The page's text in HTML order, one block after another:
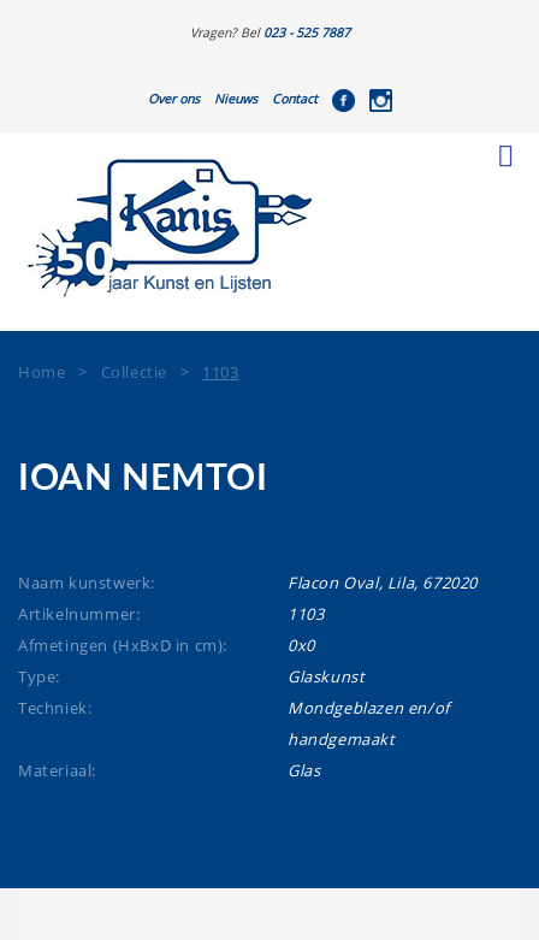
Vragen? Bel 023 - 525 7887
Over ons Nieuws Contact
Home > Collectie > 1103
IOAN NEMTOI
Naam kunstwerk:
Flacon Oval, Lila, 672020
Artikelnummer:
1103
Afmetingen (HxBxD in cm):
0x0
Type:
Glaskunst
Techniek:
Mondgeblazen en/of
handgemaakt
Materiaal:
Glas